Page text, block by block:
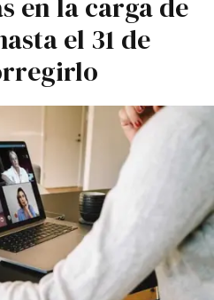
en la carga de
el 31 de